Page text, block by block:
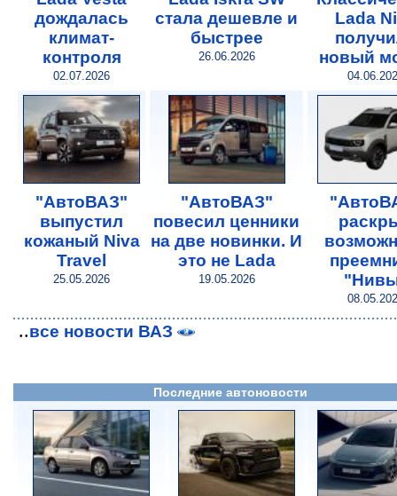
дождалась
климат-
контроля
02.07.2026
стала дешевле и
быстрее
26.06.2026
Lada
новый
"АвтоВАЗ"
выпустил
кожаный Niva
Travel
25.05.2026
"АвтоВАЗ"
повесил ценники
на две новинки. И
это не Lada
19.05.2026
..все новости ВАЗ
Последние автоновости